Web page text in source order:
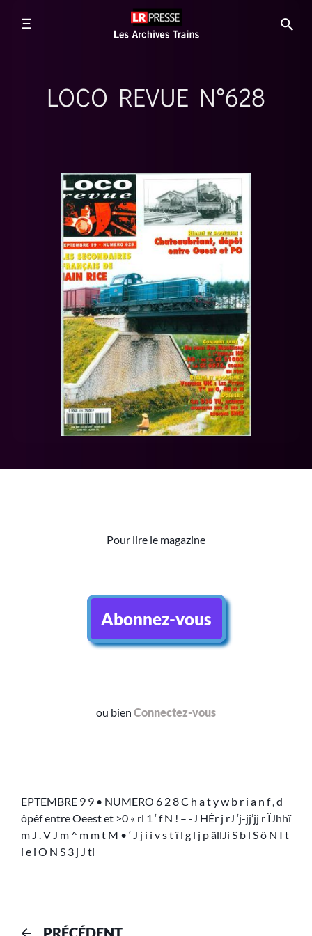
LOCO REVUE N°628
Pour lire le magazine
Abonnez-vous
ou bien Connectez-vous
EPTEMBRE 9 9 • NUMERO 6 2 8 C h a t y w b r i a n f , d
ôpêf entre Oeest et >0 « rl 1 ‘ f N ! – -J HÉr j rJ ‘j-jj’jj r ÏJhhï
m J . V J m ^ m m t M • ‘ J j i i v s t ï l g l j p âllJi S b l S ô N I t
i e i O N S 3 j J ti